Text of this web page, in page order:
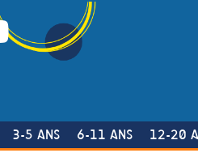
3-5 ANS 6-11 ANS 12-20